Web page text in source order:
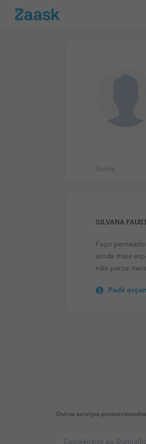
Sobre
SILVANA
Faço
ainda mais
não perca
Pedir
Outros serviços
Cabeleireiro ao